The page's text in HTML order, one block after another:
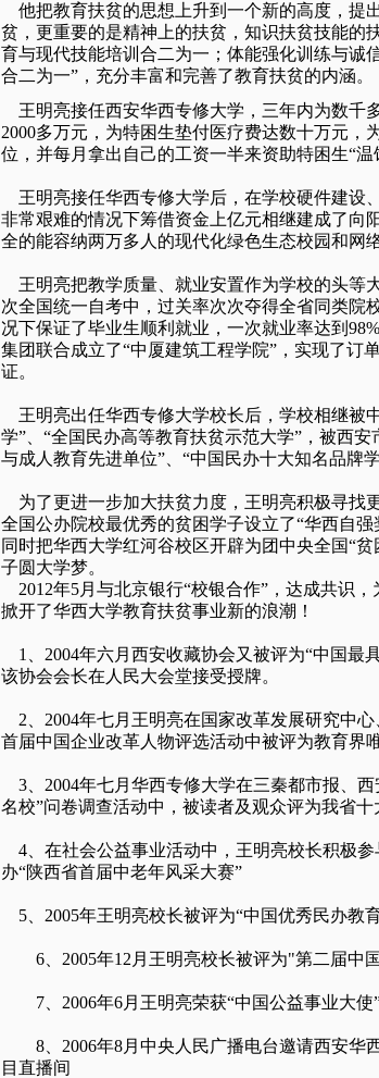
他把教育扶贫的思想上升到一个新的高度，提
贫，更重要的是精神上的扶贫，知识扶贫技能的
育与现代技能培训合二为一；体能强化训练与诚
合二为一”，充分丰富和完善了教育扶贫的内涵。
王明亮接任西安华西专修大学，三年内为数千
2000多万元，为特困生垫付医疗费达数十万元，
位，并每月拿出自己的工资一半来资助特困生“温
王明亮接任华西专修大学后，在学校硬件建设
非常艰难的情况下筹借资金上亿元相继建成了向
全的能容纳两万多人的现代化绿色生态校园和网
王明亮把教学质量、就业安置作为学校的头等
次全国统一自考中，过关率次次夺得全省同类院
况下保证了毕业生顺利就业，一次就业率达到
集团联合成立了“中厦建筑工程学院”，实现了订
证。
王明亮出任华西专修大学校长后，学校相继被
学”、“全国民办高等教育扶贫示范大学”，被西
与成人教育先进单位”、“中国民办十大知名品牌
为了更进一步加大扶贫力度，王明亮积极寻找
全国公办院校最优秀的贫困学子设立了“华西自强
同时把华西大学红河谷校区开辟为团中央全国“
子圆大学梦。
2012年5月与北京银行“校银合作”，达成共识
掀开了华西大学教育扶贫事业新的浪潮！
1、2004年六月西安收藏协会又被评为“中国最
该协会会长在人民大会堂接受授牌。
2、2004年七月王明亮在国家改革发展研究中
首届中国企业改革人物评选活动中被评为教育界
3、2004年七月华西专修大学在三秦都市报、
名校”问卷调查活动中，被读者及观众评为我省十
4、在社会公益事业活动中，王明亮校长积极
办“陕西省首届中老年风采大赛”
5、2005年王明亮校长被评为“中国优秀民办教育
6、2005年12月王明亮校长被评为"第二届中
7、2006年6月王明亮荣获“中国公益事业大使
8、2006年8月中央人民广播电台邀请西安华
目直播间